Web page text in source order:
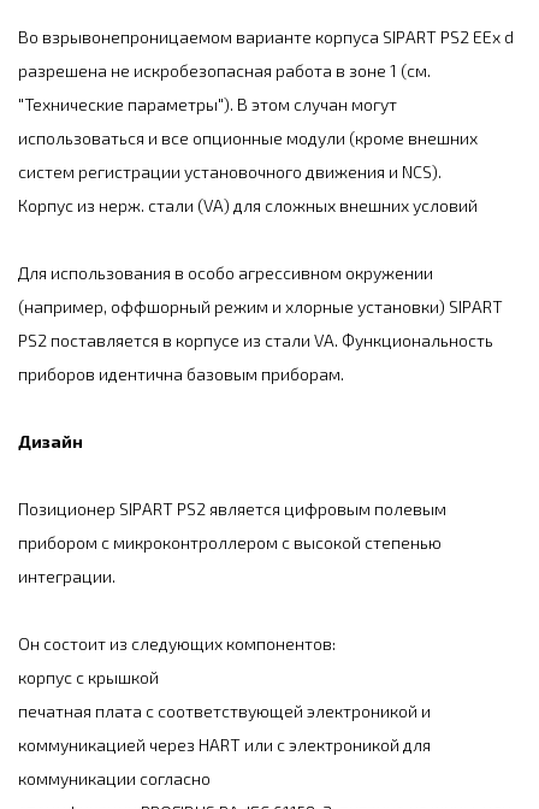
Во взрывонепроницаемом варианте корпуса SIPART PS2 EEx d
разрешена не искробезопасная работа в зоне 1 (см.
"Технические параметры"). В этом случан могут
использоваться и все опционные модули (кроме внешних
систем регистрации установочного движения и NCS).
Корпус из нерж. стали (VA) для сложных внешних условий
Для использования в особо агрессивном окружении
(например, оффшорный режим и хлорные установки) SIPART
PS2 поставляется в корпусе из стали VA. Функциональность
приборов идентична базовым приборам.
Дизайн
Позиционер SIPART PS2 является цифровым полевым
прибором с микроконтроллером с высокой степенью
интеграции.
Он состоит из следующих компонентов:
корпус с крышкой
печатная плата с соответствующей электроникой и
коммуникацией через HART или с электроникой для
коммуникации согласно